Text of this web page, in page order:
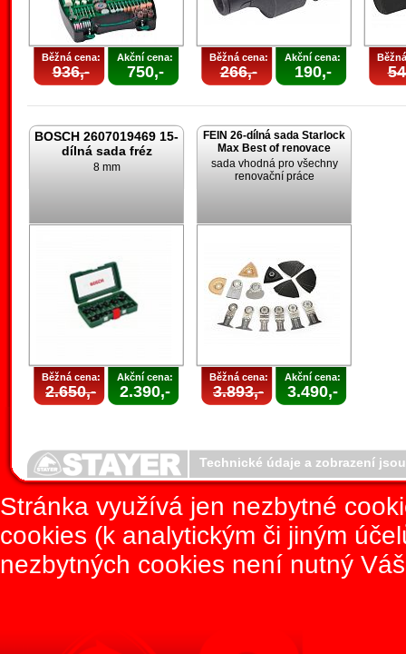
Běžná cena:
936,-
Akční cena:
750,-
Běžná cena:
266,-
Akční cena:
190,-
BOSCH 2607019469 15-
dílná sada fréz
8 mm
Běžná cena:
2.650,-
Akční cena:
2.390,-
FEIN 26-dílná sada Starlock
Max Best of renovace
sada vhodná pro všechny
renovační práce
Běžná cena:
3.893,-
Akční cena:
3.490,-
Technické údaje a zobrazení
Stránka využívá jen nezbytné
cookies (k analytickým či jiným
nezbytných cookies není nutný